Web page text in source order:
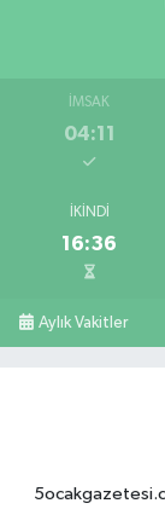
İMSAK
04:11
İKINDI
16:36
Aylık Vakitler